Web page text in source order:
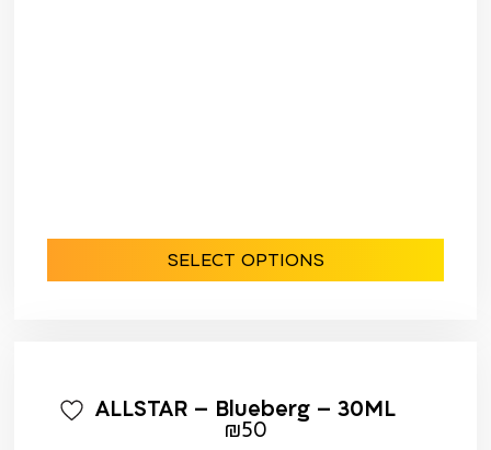
SELECT OPTIONS
ALLSTAR – Blueberg – 30ML
₪50